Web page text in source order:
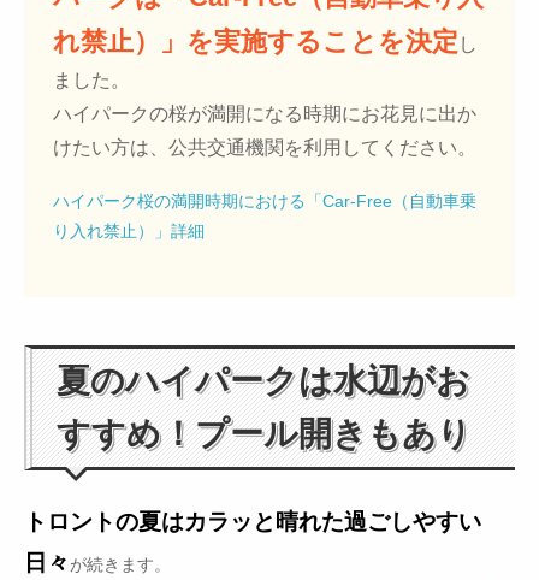
れ禁止）」を実施することを決定 し
ました。
ハイパークの桜が満開になる時期にお花見に出か
けたい方は、公共交通機関を利用してください。
ハイパーク桜の満開時期における「Car-Free（自動車乗
り入れ禁止）」詳細
夏のハイパークは水辺がお
すすめ！プール開きもあり
トロントの夏はカラッと晴れた過ごしやすい
日々 が続きます。